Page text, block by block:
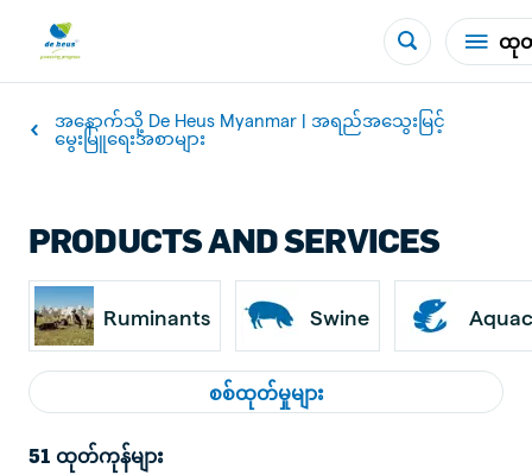
ထုတ်
အနောက်သို့ De Heus Myanmar | အရည်အသွေးမြင့်
မွေးမြူရေးအစာများ
PRODUCTS AND SERVICES
Ruminants Swine
စစ်ထုတ်မှုများ
51 ထုတ်ကုန်များ